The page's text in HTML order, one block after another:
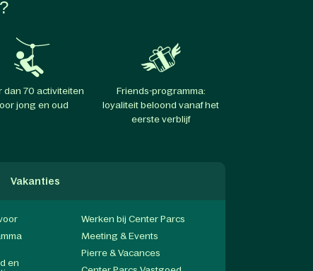
dan 70 activiteiten
jong en oud
Friends-programma:
loyaliteit beloond vanaf het
eerste verblijf
Vakanties
en
Werken bij Center Parcs
Meeting & Events
Pierre & Vacances